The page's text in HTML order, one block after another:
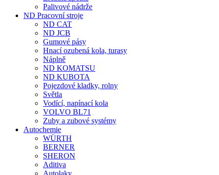
Palivové nádrže
ND Pracovní stroje
ND CAT
ND JCB
Gumové pásy
Hnací ozubená kola, turasy
Náplně
ND KOMATSU
ND KUBOTA
Pojezdové kladky, rolny
Světla
Vodící, napínací kola
VOLVO BL71
Zuby a zubové systémy
Autochemie
WÜRTH
BERNER
SHERON
Aditiva
Autolaky